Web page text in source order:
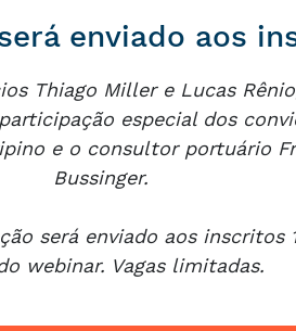
enviado aos
Thiago Miller e Lucas
especial dos
e o consultor portuário
Bussinger.
será enviado aos inscritos
webinar. Vagas limitadas.